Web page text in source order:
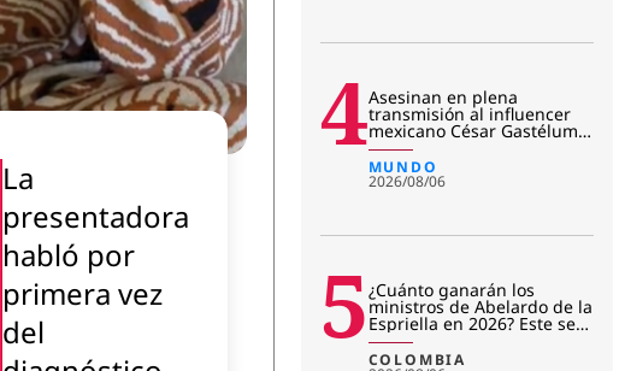
La
presentadora
habló por
primera vez
del
4Asesinan en plena
transmisión al influencer
mexicano César Gastélum:
revelan primera hipótesis
del c
MUNDO
2026/08/06
5¿Cuánto ganarán los
ministros de Abelardo de la
Espriella en 2026? Este será
su salario mensual
COLOMBIA